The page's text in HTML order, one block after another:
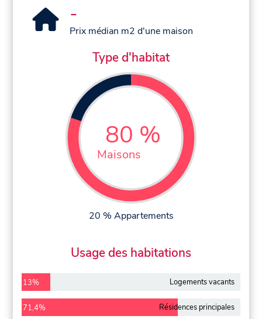
-
Prix médian m2 d'une maison
Type d'habitat
80 %
Maisons
20 % Appartements
Usage des habitations
13% Logements vacants
71,4% Résidences principales